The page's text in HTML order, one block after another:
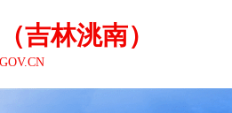
吉林洮南）